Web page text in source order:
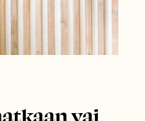
vai